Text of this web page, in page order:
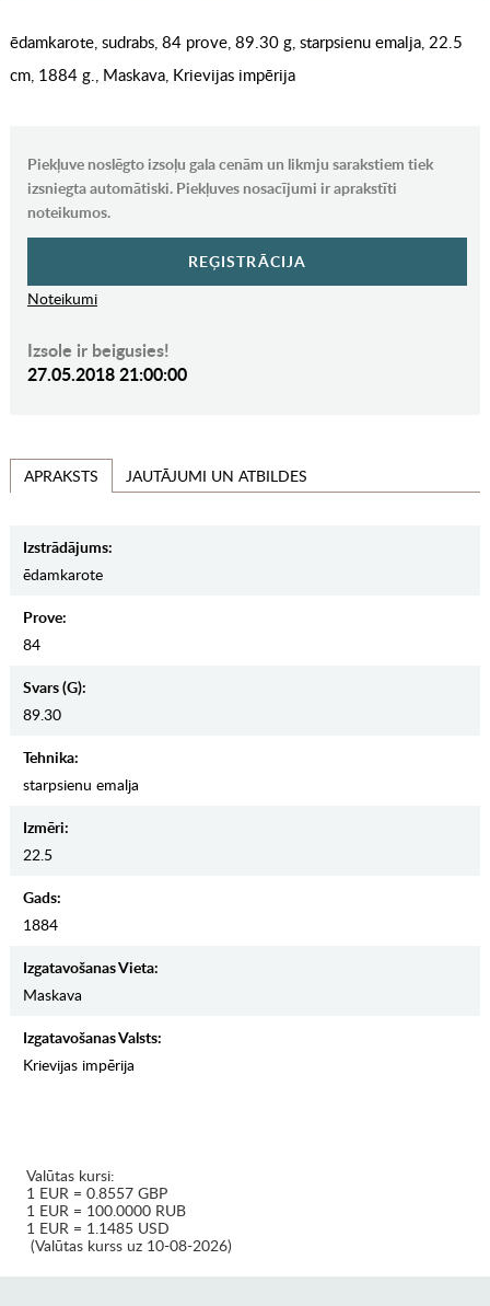
ēdamkarote, sudrabs, 84 prove, 89.30 g, starpsienu emalja, 22.5
cm, 1884 g., Maskava, Krievijas impērija
Piekļuve noslēgto izsoļu gala cenām un likmju sarakstiem tiek
izsniegta automātiski. Piekļuves nosacījumi ir aprakstīti
noteikumos.
REĢISTRĀCIJA
Noteikumi
Izsole ir beigusies!
27.05.2018 21:00:00
APRAKSTS JAUTĀJUMI UN ATBILDES
Izstrādājums:
ēdamkarote
Prove:
84
Svars (g):
89.30
Tehnika:
starpsienu emalja
Izmēri:
22.5
Gads:
1884
Izgatavošanas Vieta:
Maskava
Izgatavošanas Valsts:
Krievijas impērija
Valūtas kursi:
1 EUR = 0.8557 GBP
1 EUR = 100.0000 RUB
1 EUR = 1.1485 USD
(Valūtas kurss uz 10-08-2026)